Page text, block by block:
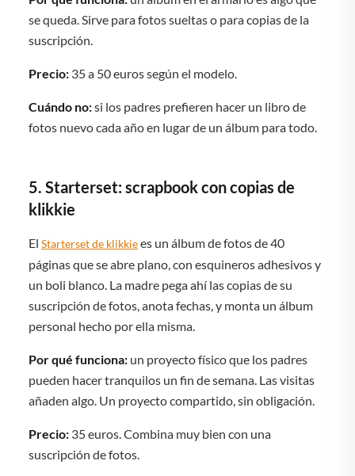
se queda. Sirve para fotos sueltas o para copias de la
suscripción.
Precio: 35 a 50 euros según el modelo.
Cuándo no:si los padres prefieren hacer un libro de
fotos nuevo cada año en lugar de un álbum para todo.
5. Starterset: scrapbook con copias de
klikkie
El Starterset de klikkiees un álbum de fotos de 40
páginas que se abre plano, con esquineros adhesivos y
un boli blanco. La madre pega ahí las copias de su
suscripción de fotos, anota fechas, y monta un álbum
personal hecho por ella misma.
Por qué funciona: un proyecto físico que los padres
pueden hacer tranquilos un fin de semana. Las visitas
añaden algo. Un proyecto compartido, sin obligación.
Precio: 35 euros. Combina muy bien con una
suscripción de fotos.